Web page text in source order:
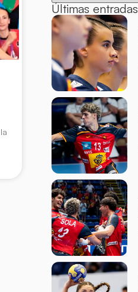
Últimas entradas